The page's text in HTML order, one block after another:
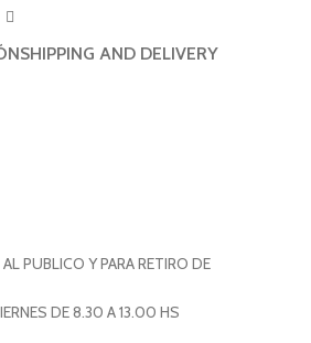
SHIPPING AND DELIVERY
PUBLICO Y PARA RETIRO DE
DE 8.30 A 13.00 HS